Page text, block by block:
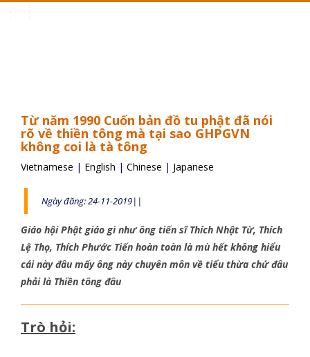
Từ năm 1990 Cuốn bản đồ tu phật đã nói
rõ về thiền tông mà tại sao GHPGVN
không coi là tà tông
Vietnamese | English | Chinese | Japanese
Ngày đăng: 24-11-2019||
Giáo hội Phật giáo gì như ông tiến sĩ Thích Nhật Từ, Thích
Lệ Thọ, Thích Phước Tiến hoàn toàn là mù hết không hiểu
cái này đâu mấy ông này chuyên môn về tiểu thừa chứ đâu
phải là Thiền tông đâu
Trò hỏi: